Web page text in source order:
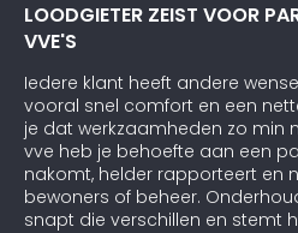
LOODGIETER ZEIST VOOR
VVE'S
Iedere klant heeft andere
vooral snel comfort en een
je dat werkzaamheden zo min
vve heb je behoefte aan een
nakomt, helder rapporteert en
bewoners of beheer.
snapt die verschillen en stemt